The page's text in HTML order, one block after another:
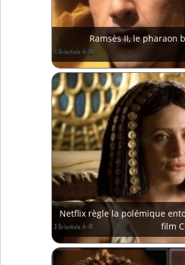
Ramsès II, le pharaon
Netflix règle la polémique
film